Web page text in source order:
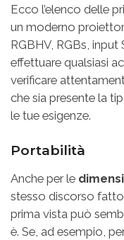
Ecco l’elenco delle
un moderno
RGBHV, RGBs,
effettuare qualsiasi
verificare
che sia presente la
le tue esigenze.
Portabilità
Anche per le
stesso discorso fatto
prima vista può
è. Se, ad esempio,